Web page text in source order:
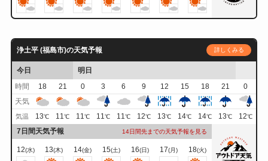
浄土平 (福島市)の天気予報 詳しくみる
今日
明日
時間
18 21 0 3 6 9 12 15 18 21
0
天気
気温 13℃ 11℃ 11℃ 11℃ 11℃ 12℃ 13℃ 14℃ 14℃ 13℃ 12℃
7日間天気予報 14日間先までの天気予報を見る
12(水) 13(木) 14(金) 15(土) 16(日) 17(月) 18(火)